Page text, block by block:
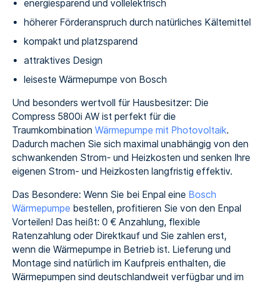
energiesparend und vollelektrisch
höherer Förderanspruch durch natürliches Kältemittel
kompakt und platzsparend
attraktives Design
leiseste Wärmepumpe von Bosch
Und besonders wertvoll für Hausbesitzer: Die
Compress 5800i AW ist perfekt für die
Traumkombination Wärmepumpe mit Photovoltaik.
Dadurch machen Sie sich maximal unabhängig von den
schwankenden Strom- und Heizkosten und senken Ihre
eigenen Strom- und Heizkosten langfristig effektiv.
Das Besondere: Wenn Sie bei Enpal eine Bosch
Wärmepumpe bestellen, profitieren Sie von den Enpal
Vorteilen! Das heißt: 0 € Anzahlung, flexible
Ratenzahlung oder Direktkauf und Sie zahlen erst,
wenn die Wärmepumpe in Betrieb ist. Lieferung und
Montage sind natürlich im Kaufpreis enthalten, die
Wärmepumpen sind deutschlandweit verfügbar und im